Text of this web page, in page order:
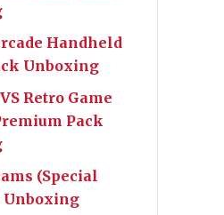
Handheld
Unboxing
Retro Game
Pack
(Special
Unboxing